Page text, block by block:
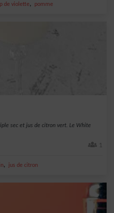
de violette, pomme
sec et jus de citron vert. Le White
1
, jus de citron